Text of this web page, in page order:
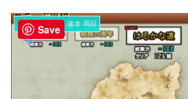
にゃんこ大戦争 速攻 周回
Save